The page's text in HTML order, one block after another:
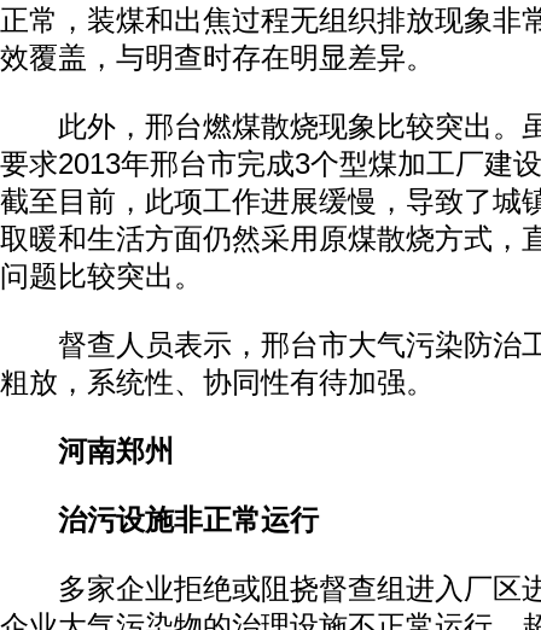
正常，装煤和出焦过程无组织排放现象非
效覆盖，与明查时存在明显差异。
此外，邢台燃煤散烧现象比较突出。
要求2013年邢台市完成3个型煤加工厂建
截至目前，此项工作进展缓慢，导致了城
取暖和生活方面仍然采用原煤散烧方式，
问题比较突出。
督查人员表示，邢台市大气污染防治
粗放，系统性、协同性有待加强。
河南郑州
治污设施非正常运行
多家企业拒绝或阻挠督查组进入厂区